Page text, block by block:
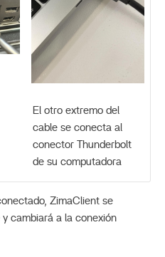
El otro extremo del
cable se conecta al
conector Thunderbolt
de su computadora
ZimaClient se
cambiará a la conexión